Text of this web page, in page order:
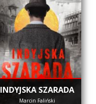
INDYJSKA SZARADA
Marcin Faliński